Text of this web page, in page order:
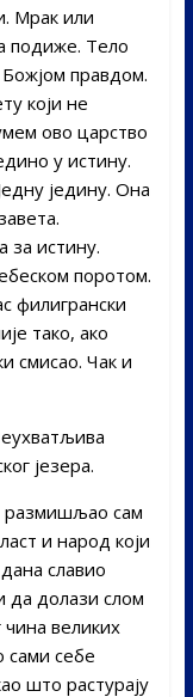
Мрак или
подиже. Тело
правдом.
који не
ово царство
у истину.
једину. Она
за истину.
поротом.
филигрански
тако, ако
смисао. Чак и
језера.
размишљао сам
и народ који
славио
да долази слом
великих
сами себе
што растурају